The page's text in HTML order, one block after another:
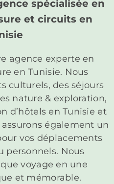
spécialisée en
et circuits en
agence experte en
en Tunisie. Nous
culturels, des séjours
nature & exploration,
d’hôtels en Tunisie et
également un
vos déplacements
personnels. Nous
voyage en une
et mémorable.